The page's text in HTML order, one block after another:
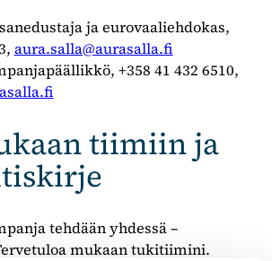
ja eurovaaliehdokas,
aura.salla@aurasalla.fi
+358 41 432 6510,
tiimiin ja
tehdään yhdessä –
mukaan tukitiimini.